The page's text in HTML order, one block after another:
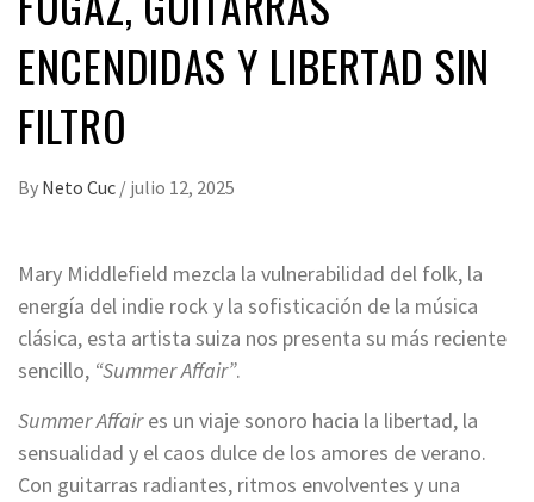
ENCENDIDAS Y LIBERTAD SIN
FILTRO
By Neto Cuc / julio 12, 2025
Mary Middlefield mezcla la vulnerabilidad del folk, la
energía del indie rock y la sofisticación de la música
clásica, esta artista suiza nos presenta su más reciente
sencillo, “Summer Affair”.
Summer Affaires un viaje sonoro hacia la libertad, la
sensualidad y el caos dulce de los amores de verano.
Con guitarras radiantes, ritmos envolventes y una